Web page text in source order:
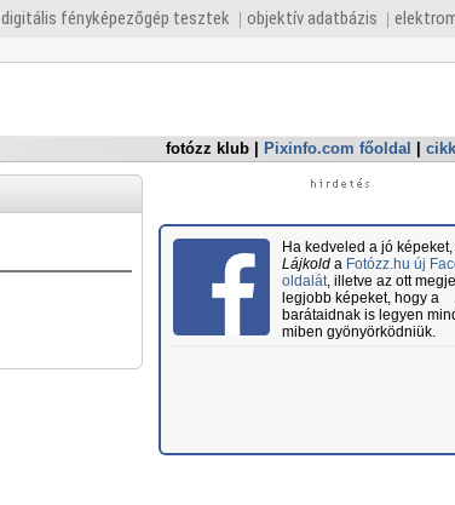
digitális fényképezőgép tesztek objektív adatbázis
fotózz klub Pixinfo.com főoldal
Ha kedveled a jó
Lájkolda Fotózz.hu új
oldalát, illetve az ott
legjobb képeket, hogy a
barátaidnak is legyen
miben gyönyörködniük.